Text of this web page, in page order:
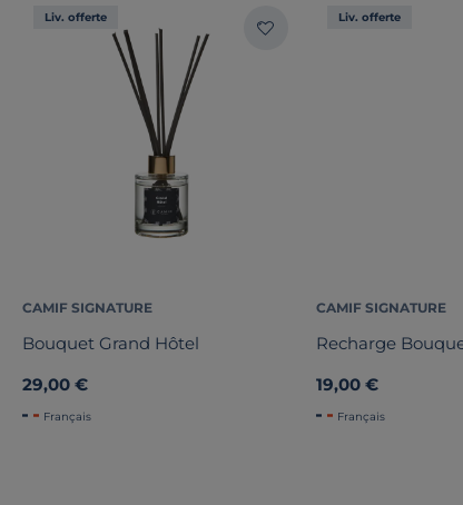
Liv. offerte
CAMIF SIGNATURE
Bouquet Grand Hôtel
29,00 €
Français
Liv. offerte
CAMIF SIGNATURE
Recharge
19,00 €
Français